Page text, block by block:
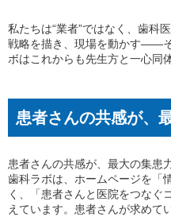
私たちは“業者”ではなく、歯科
戦略を描き、現場を動かす——
ボはこれからも先生方と一心同
患者さんの共感が、
患者さんの共感が、最大の集
歯科ラボは、ホームページを「
く、「患者さんと医院をつなぐ
えています。患者さんが求めて